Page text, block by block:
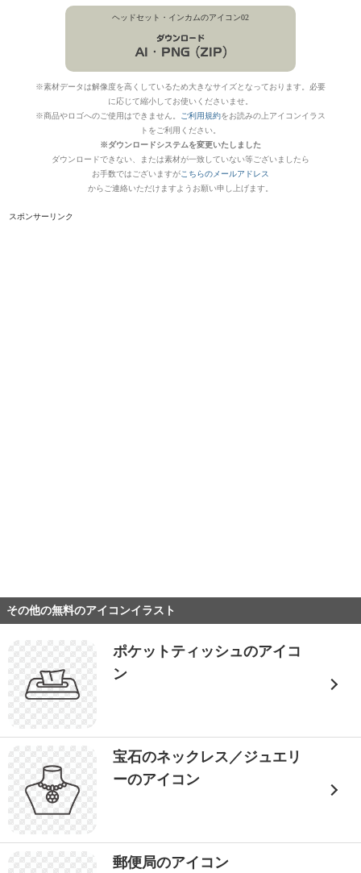
ヘッドセット・インカムのアイコン02
※素材データは解像度を高くしているため大きなサイズとなっております。必要
に応じて縮小してお使いくださいませ。
※商品やロゴへのご使用はできません。
ご利用規約をお読みの上アイコンイラス
トをご利用ください。
※ダウンロードシステムを変更いたしました
ダウンロードできない、または素材が一致していない等ございましたら
お手数ではございますがこちらのメールアドレス
からご連絡いただけますようお願い申し上げます。
スポンサーリンク
その他の無料のアイコンイラスト
ポケットティッシュのアイコ
ン
宝石のネックレス／ジュエリ
ーのアイコン
郵便局のアイコン